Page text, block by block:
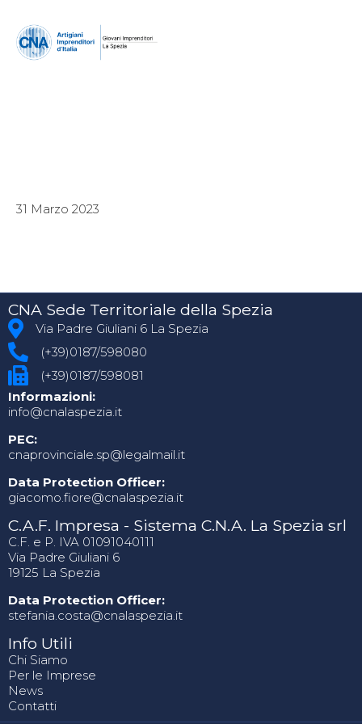
31 Marzo 2023
CNA Sede Territoriale della Spezia
Via Padre Giuliani 6 La Spezia
(+39)0187/598080
(+39)0187/598081
Informazioni:
info@cnalaspezia.it
PEC:
cnaprovinciale.sp@legalmail.it
Data Protection Officer:
giacomo.fiore@cnalaspezia.it
C.A.F. Impresa - Sistema C.N.A. La Spezia srl
C.F. e P. IVA 01091040111
Via Padre Giuliani 6
19125 La Spezia
Data Protection Officer:
stefania.costa@cnalaspezia.it
Info Utili
Chi Siamo
Per le Imprese
News
Contatti